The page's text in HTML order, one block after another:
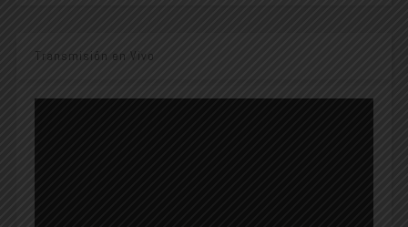
Transmisión en Vivo